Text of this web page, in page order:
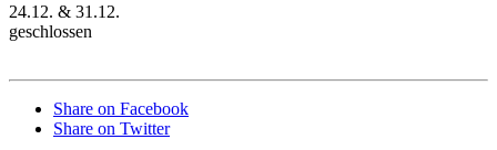
24.12. & 31.12.
geschlossen
Share on Facebook
Share on Twitter